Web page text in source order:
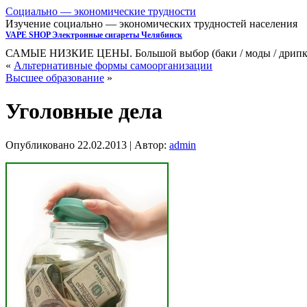
Cоциально — экономические трудности
Изучение социально — экономических трудностей населения
VAPE SHOP Электронные сигареты Челябинск
САМЫЕ НИЗКИЕ ЦЕНЫ. Большой выбор (баки / моды / дрипки /
« Альтернативные формы самоорганизации
Высшее об­разование »
Уголовные дела
Опубликовано 22.02.2013 | Автор: admin